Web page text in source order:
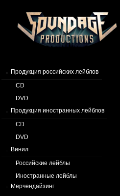
Продукция российских лейблов
CD
DVD
Продукция иностранных лейблов
CD
DVD
Винил
Российские лейблы
Иностранные лейблы
Мерчендайзинг